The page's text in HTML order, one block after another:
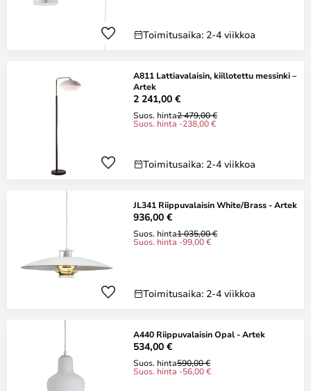
Toimitusaika: 2-4 viikkoa
A811 Lattiavalaisin, kiillotettu messinki –
Artek
2 241,00 €
Suos. hinta2 479,00 €
Suos. hinta -238,00 €
Toimitusaika: 2-4 viikkoa
JL341 Riippuvalaisin White/Brass - Artek
936,00 €
Suos. hinta1 035,00 €
Suos. hinta -99,00 €
Toimitusaika: 2-4 viikkoa
A440 Riippuvalaisin Opal - Artek
534,00 €
Suos. hinta590,00 €
Suos. hinta -56,00 €